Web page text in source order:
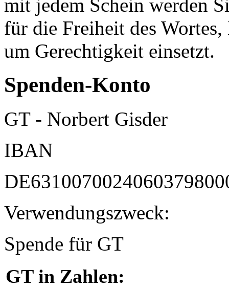
mit jedem Schein werden
für die Freiheit des
um Gerechtigkeit einsetzt.
Spenden-Konto
GT - Norbert Gisder
IBAN
Verwendungszweck:
Spende für GT
GT in Zahlen: